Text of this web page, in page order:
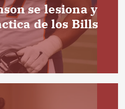
se lesiona y
de los Bills